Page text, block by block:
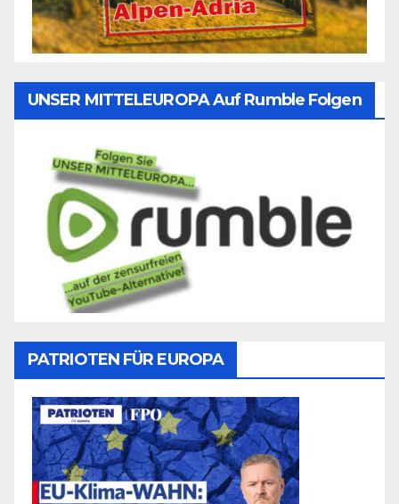
UNSER MITTELEUROPA Auf Rumble Folgen
PATRIOTEN FÜR EUROPA